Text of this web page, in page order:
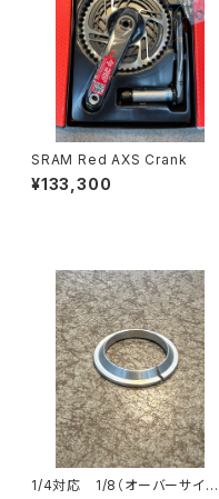
SRAM Red AXS Crank
¥133,300
1/4対応 1/8（オーバーサイズ）